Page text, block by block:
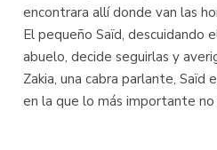
encontrara allí donde van las
El pequeño Saïd, descuidando
abuelo, decide seguirlas y
Zakia, una cabra parlante, Saïd
en la que lo más importante